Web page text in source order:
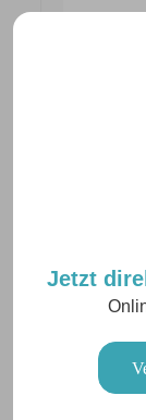
Jetzt
der
die